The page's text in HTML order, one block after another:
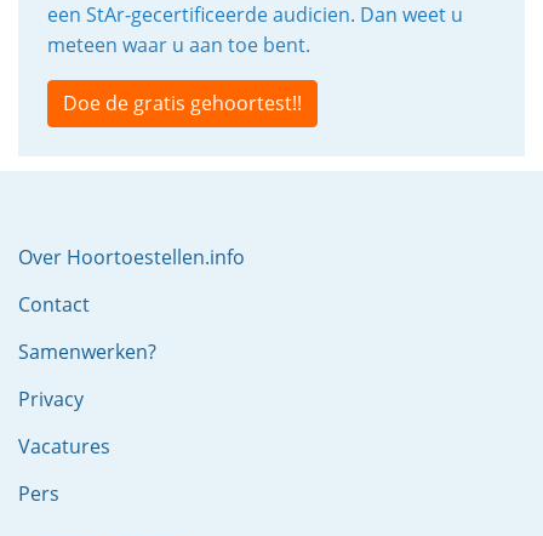
een StAr-gecertificeerde audicien. Dan weet u
meteen waar u aan toe bent.
Doe de gratis gehoortest!!
Over Hoortoestellen.info
Contact
Samenwerken?
Privacy
Vacatures
Pers